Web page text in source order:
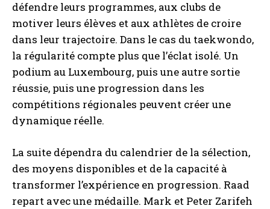
défendre leurs programmes, aux clubs de
motiver leurs élèves et aux athlètes de croire
dans leur trajectoire. Dans le cas du taekwondo,
la régularité compte plus que l’éclat isolé. Un
podium au Luxembourg, puis une autre sortie
réussie, puis une progression dans les
compétitions régionales peuvent créer une
dynamique réelle.
La suite dépendra du calendrier de la sélection,
des moyens disponibles et de la capacité à
transformer l’expérience en progression. Raad
repart avec une médaille. Mark et Peter Zarifeh